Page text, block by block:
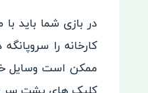
در بازی شما باید
کارخانه را سروپانگه
ممکن است وسایل